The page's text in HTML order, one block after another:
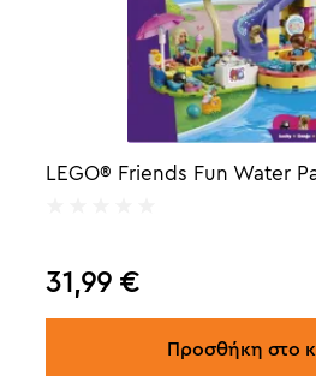
LEGO® Friends Fun Water
31,99 €
Προσθήκη στο